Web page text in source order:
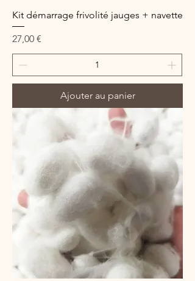
Kit démarrage frivolité jauges + navette
Prix
27,00 €
Ajouter au panier